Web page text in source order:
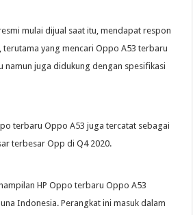
mulai dijual saat itu, mendapat respon
terutama yang mencari Oppo A53 terbaru
namun juga didukung dengan spesifikasi
terbaru Oppo A53 juga tercatat sebagai
terbesar Opp di Q4 2020.
HP Oppo terbaru Oppo A53
Indonesia. Perangkat ini masuk dalam